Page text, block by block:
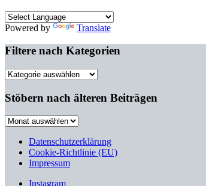
Powered by Translate
Filtere nach Kategorien
Filtere
Kategorien
Stöbern nach älteren Beiträgen
Stöbern
älteren
Beiträgen
Datenschutzerklärung
Cookie-Richtlinie (EU)
Impressum
Instagram